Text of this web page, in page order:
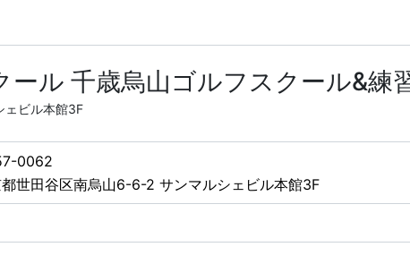
ール 千歳烏山ゴルフスクール&練
ェビル本館3F
0062
世田谷区南烏山6-6-2 サンマルシェビル本館3F